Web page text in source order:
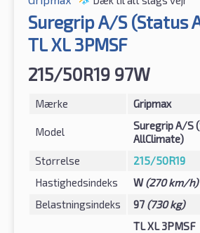
Suregrip A/S (Status
TL XL 3PMSF
215/50R19 97W
Mærke Gripmax
Model
Suregrip A/S
AllClimate)
Størrelse
215/50R19
Hastighedsindeks
W(270 km/h)
Belastningsindeks
97 (730 kg)
TL XL 3PMSF